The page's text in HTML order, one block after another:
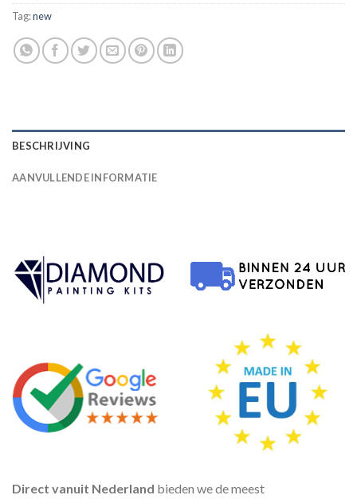
Tag:new
BESCHRIJVING
AANVULLENDE INFORMATIE
Direct vanuit Nederland bieden we de meest